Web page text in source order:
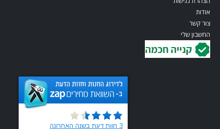
אודות
צור קשר
החשבון שלי